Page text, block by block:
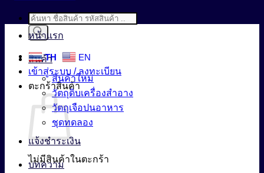
Products
search
TH
EN
เข้าสู่ระบบ / ลงทะเบียน
ตะกร้าสินค้า
ไม่มีสินค้าในตะกร้า
หน้าแรก
สินค้า
สินค้าใหม่
วัตถุดิบเครื่องสำอาง
วัตถุเจือปนอาหาร
ชุดทดลอง
แจ้งชำระเงิน
บทความ